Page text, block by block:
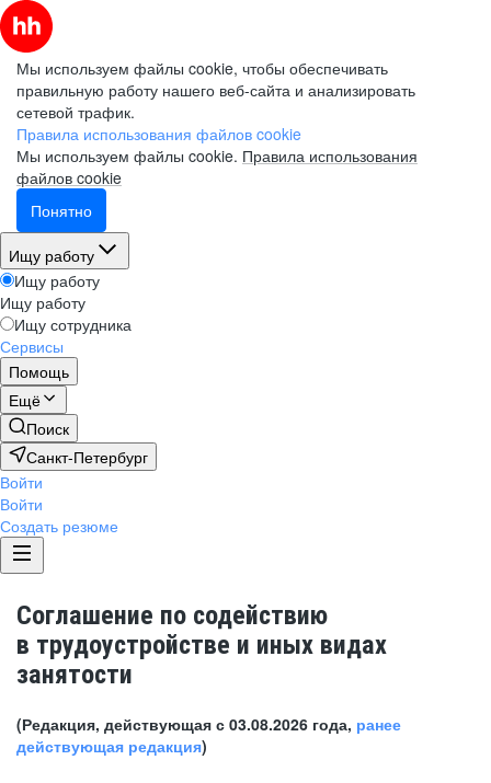
Мы используем файлы cookie, чтобы обеспечивать
правильную работу нашего веб-сайта и анализировать
сетевой трафик.
Правила использования файлов cookie
Мы используем файлы cookie. Правила использования
файлов cookie
Понятно
Ищу работу
Ищу работу
Ищу работу
Ищу сотрудника
Сервисы
Помощь
Ещё
Поиск
Санкт-Петербург
Войти
Войти
Создать резюме
Соглашение по содействию
в трудоустройстве и иных видах
занятости
(Редакция, действующая с 03.08.2026 года, ранее
действующая редакция)